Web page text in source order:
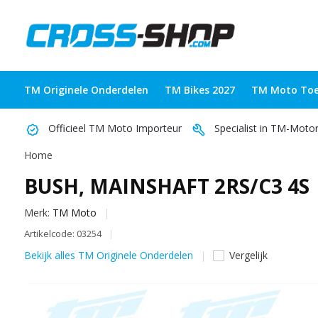
TM Originele Onderdelen TM Bikes 2027 TM Moto
Officieel TM Moto Importeur
Specialist in TM-
Home
BUSH, MAINSHAFT 2RS/C3 4S
Merk: TM Moto
Artikelcode: 03254
Bekijk alles TM Originele Onderdelen Vergelijk